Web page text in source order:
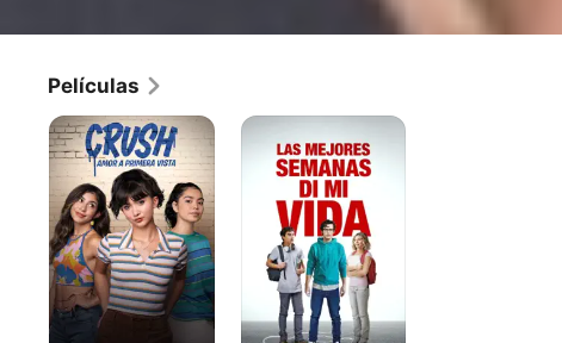
Películas
Crush
Las
Mejores
Semanas